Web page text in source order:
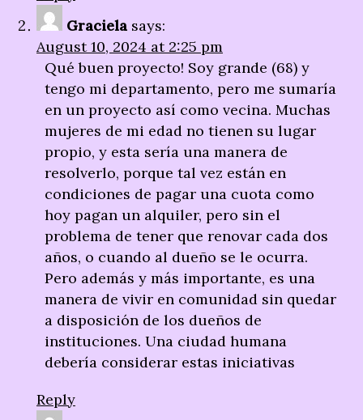
Graciela says:
August 10, 2024 at 2:25 pm
Qué buen proyecto! Soy grande (68) y
tengo mi departamento, pero me sumaría
en un proyecto así como vecina. Muchas
mujeres de mi edad no tienen su lugar
propio, y esta sería una manera de
resolverlo, porque tal vez están en
condiciones de pagar una cuota como
hoy pagan un alquiler, pero sin el
problema de tener que renovar cada dos
años, o cuando al dueño se le ocurra.
Pero además y más importante, es una
manera de vivir en comunidad sin quedar
a disposición de los dueños de
instituciones. Una ciudad humana
debería considerar estas iniciativas
Reply